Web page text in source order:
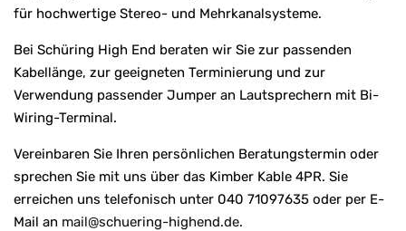
für hochwertige Stereo- und Mehrkanalsysteme.
Bei Schüring High End beraten wir Sie zur passenden
Kabellänge, zur geeigneten Terminierung und zur
Verwendung passender Jumper an Lautsprechern mit Bi-
Wiring-Terminal.
Vereinbaren Sie Ihren persönlichen Beratungstermin oder
sprechen Sie mit uns über das Kimber Kable 4PR. Sie
erreichen uns telefonisch unter 040 71097635 oder per E-
Mail an mail@schuering-highend.de.